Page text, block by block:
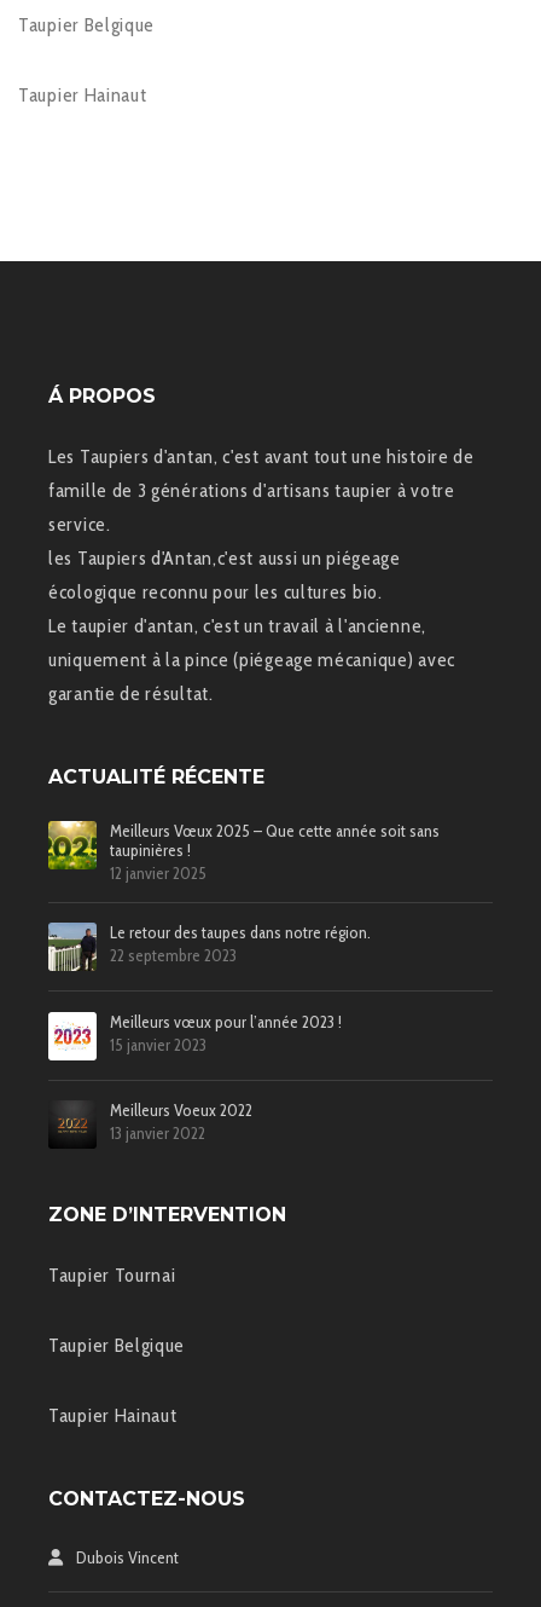
Taupier Belgique
Taupier Hainaut
Á PROPOS
Les Taupiers d'antan, c'est avant tout une histoire de
famille de 3 générations d'artisans taupier à votre
service.
les Taupiers d'Antan,c'est aussi un piégeage
écologique reconnu pour les cultures bio.
Le taupier d'antan, c'est un travail à l'ancienne,
uniquement à la pince (piégeage mécanique) avec
garantie de résultat.
ACTUALITÉ RÉCENTE
Meilleurs Vœux 2025 – Que cette année soit sans
taupinières !
12 janvier 2025
Le retour des taupes dans notre région.
22 septembre 2023
Meilleurs vœux pour l’année 2023 !
15 janvier 2023
Meilleurs Voeux 2022
13 janvier 2022
ZONE D’INTERVENTION
Taupier Tournai
Taupier Belgique
Taupier Hainaut
CONTACTEZ-NOUS
Dubois Vincent